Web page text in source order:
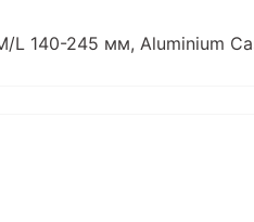
140-245 мм, Aluminium